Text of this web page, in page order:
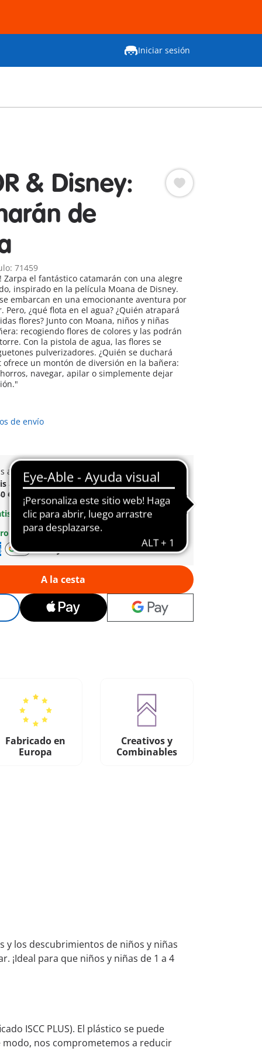
Iniciar sesión
& Disney:
de
71459
Zarpa el fantástico catamarán con una alegre
inspirado en la película Moana de Disney.
embarcan en una emocionante aventura por
Pero, ¿qué flota en el agua? ¿Quién atrapará
Moana, niños y niñas
recogiendo flores de colores y las podrán
Con la pistola de agua, las flores se
pulverizadores. ¿Quién se duchará
ofrece un montón de diversión en la bañera:
navegar, apilar o simplemente dejar
de envío
a partir normal
de 60 € (Península y Baleares)
a partir de 60 €(Península y Baleares) | a
€
(Canarias, Ceuta y Melilla)
en pedidos desde 30 €
y flexible
A la cesta
Fabricado en
Europa
Creativos y
Combinables
y los descubrimientos de niños y niñas
¡Ideal para que niños y niñas de 1 a 4
ISCC PLUS). El plástico se puede
nos comprometemos a reducir